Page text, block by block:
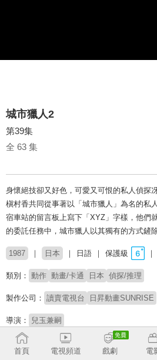
城市獵人2
第39集
全 63 集
身懷絕技卻又好色，可愛又可恨的私人偵探
槇村香共同從事著以「城市獵人」為名的私
宿車站的留言板上寫下「XYZ」字樣，他們
的委託任務中，城市獵人以其獨有的方式鏟
1987 日本 日語 保護級
類別： 動作 動畫/卡通 日本 偵探/推理
製作公司： 讀賣電視台 日昇動畫SUNRISE
導演： 兒玉兼嗣
配音： 伊倉一惠 田中秀幸 麻上洋
成田劍
首頁 電視頻道 戲劇 電